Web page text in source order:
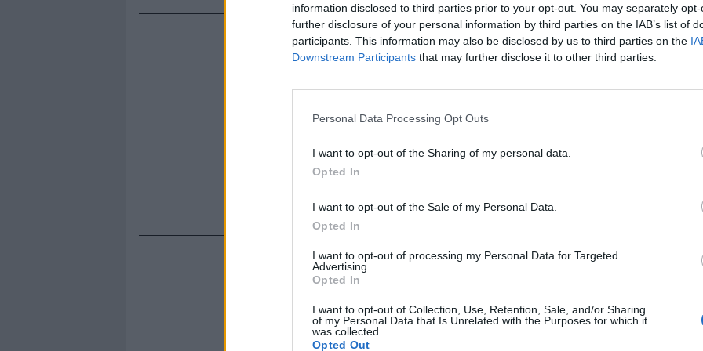
information disclosed to third parties prior to your opt-out. You may separately
further disclosure of your personal information by third parties on the IAB’s list of
participants. This information may also be disclosed by us to third parties on the
Downstream Participants that may further disclose it to other third parties.
Personal Data Processing Opt Outs
I want to opt-out of the Sharing of my personal data.
Opted In
I want to opt-out of the Sale of my Personal Data.
Opted In
I want to opt-out of processing my Personal Data for Targeted
Advertising.
Opted In
I want to opt-out of Collection, Use, Retention, Sale, and/or Sharing
of my Personal Data that Is Unrelated with the Purposes for which it
was collected.
Opted Out
Rudy Giuliani a Come States?
americana